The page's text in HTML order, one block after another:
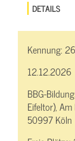
DETAILS
Kennung:
12.12.2026
BBG-
Eifeltor),
50997 Köln